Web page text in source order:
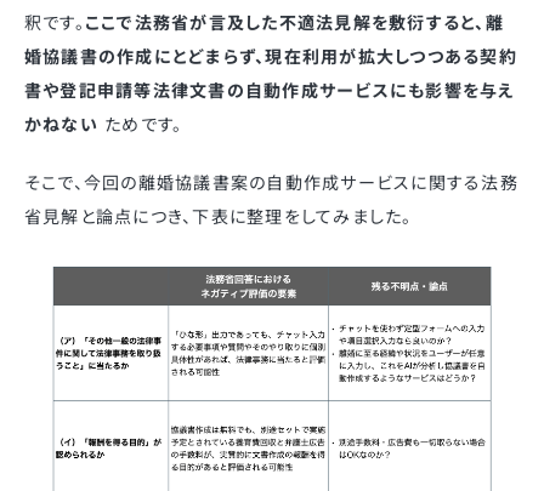
釈です。 ここで法務省が言及した不適法見解を敷衍すると、離
婚協議書の作成にとどまらず、現在利用が拡大しつつある契約
書や登記申請等法律文書の自動作成サービスにも影響を与え
かねない ためです。
そこで、今回の離婚協議書案の自動作成サービスに関する法務
省見解と論点につき、下表に整理をしてみました。